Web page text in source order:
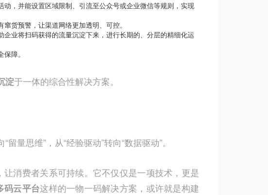
，并能设置区域限制、引流至公众号或企业微信等规则，实现
货预警，让渠道网络更加透明、可控。
业将扫码获得的流量沉淀下来，进行长期的、分层的精细化运
障。
淀于一体的综合性解决方案。
量思维”，从“经验驱动”转向“数据驱动”。
消费者关系可持续。它不仅仅是一项技术，更是
码云平台这样的一物一码解决方案，或许就是构建